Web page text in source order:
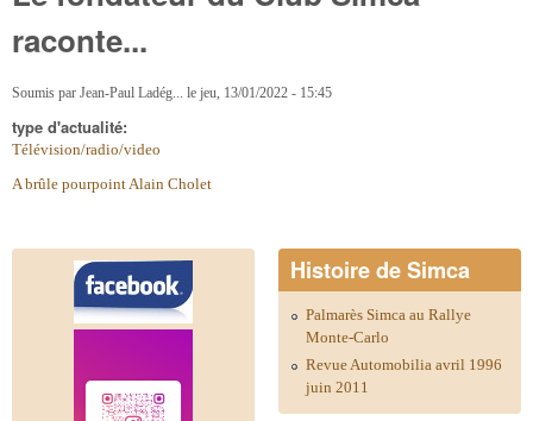
raconte...
Soumis par Jean-Paul Ladég... le jeu, 13/01/2022 - 15:45
type d'actualité:
Télévision/radio/video
A brûle pourpoint Alain Cholet
Histoire de Simca
Palmarès Simca au Rallye
Monte-Carlo
Revue Automobilia avril 1996
juin 2011